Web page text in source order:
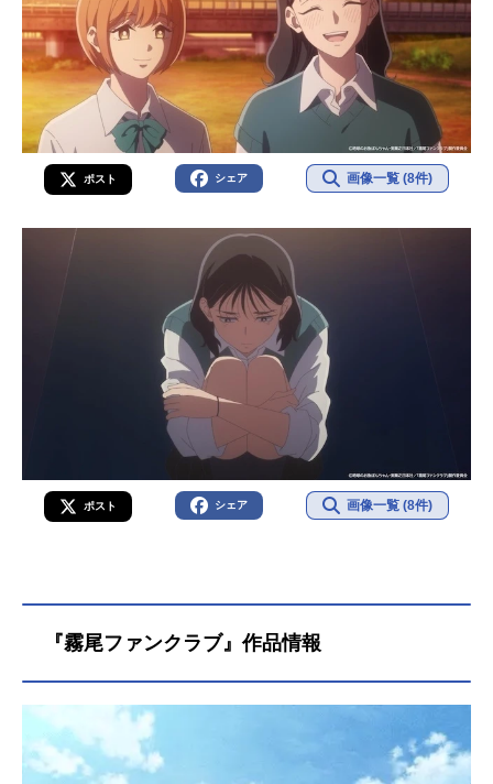
ポスト シェア 画像一覧 (8件)
ポスト シェア 画像一覧 (8件)
『霧尾ファンクラブ』作品情報